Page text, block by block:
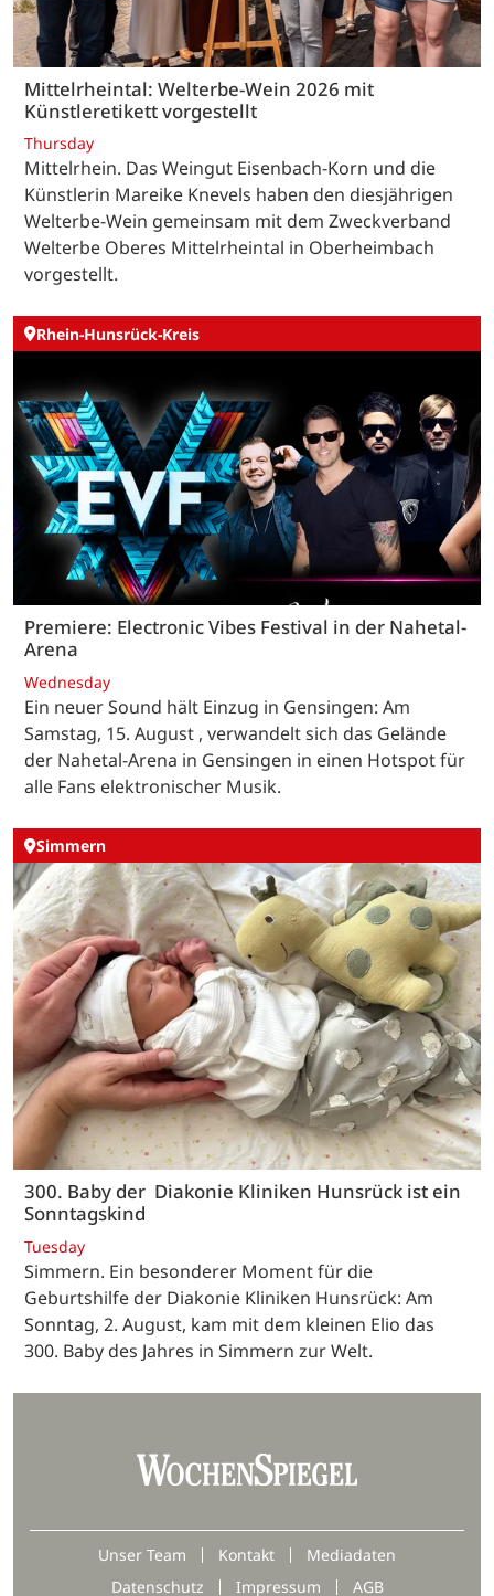
Mittelrheintal: Welterbe-Wein 2026 mit
Künstleretikett vorgestellt
Thursday
Mittelrhein. Das Weingut Eisenbach-Korn und die
Künstlerin Mareike Knevels haben den diesjährigen
Welterbe-Wein gemeinsam mit dem Zweckverband
Welterbe Oberes Mittelrheintal in Oberheimbach
vorgestellt.
Rhein-Hunsrück-Kreis
Premiere: Electronic Vibes Festival in der Nahetal-
Arena
Wednesday
Ein neuer Sound hält Einzug in Gensingen: Am
Samstag, 15. August , verwandelt sich das Gelände
der Nahetal-Arena in Gensingen in einen Hotspot für
alle Fans elektronischer Musik.
Simmern
300. Baby der Diakonie Kliniken Hunsrück ist ein
Sonntagskind
Tuesday
Simmern. Ein besonderer Moment für die
Geburtshilfe der Diakonie Kliniken Hunsrück: Am
Sonntag, 2. August, kam mit dem kleinen Elio das
300. Baby des Jahres in Simmern zur Welt.
Unser Team Kontakt
Mediadaten
Datenschutz
Impressum AGB